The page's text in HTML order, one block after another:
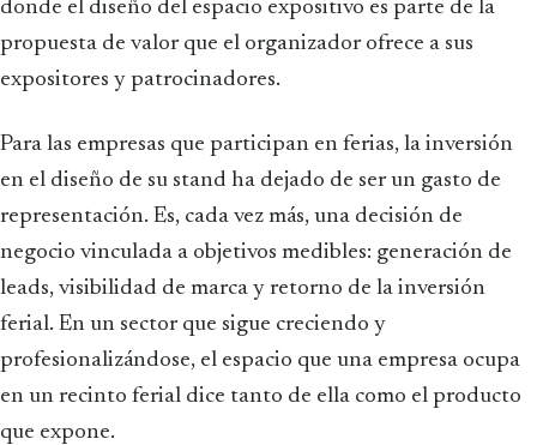
donde el diseño del espacio expositivo es parte de la
propuesta de valor que el organizador ofrece a sus
expositores y patrocinadores.
Para las empresas que participan en ferias, la inversión
en el diseño de su stand ha dejado de ser un gasto de
representación. Es, cada vez más, una decisión de
negocio vinculada a objetivos medibles: generación de
leads, visibilidad de marca y retorno de la inversión
ferial. En un sector que sigue creciendo y
profesionalizándose, el espacio que una empresa ocupa
en un recinto ferial dice tanto de ella como el producto
que expone.